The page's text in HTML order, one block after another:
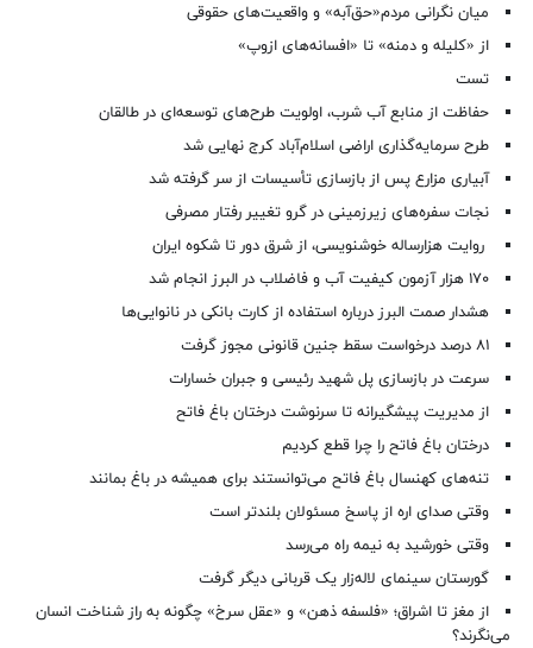
میان نگرانی مردم«حق‌آبه» و واقعیت‌های حقوقی
از «کلیله و دمنه» تا «افسانه‌های ازوپ»
تست
حفاظت از منابع آب شرب، اولویت طرح‌های توسعه‌ای در طالقان
طرح سرمایه‌گذاری اراضی اسلام‌آباد کرج نهایی شد
آبیاری مزارع پس از بازسازی تأسیسات از سر گرفته شد
نجات سفره‌های زیرزمینی در گرو تغییر رفتار مصرفی
روایت هزارساله خوشنویسی، از شرق دور تا شکوه ایران
۱۷۰ هزار آزمون کیفیت آب و فاضلاب در البرز انجام شد
هشدار صمت البرز درباره استفاده از کارت بانکی در نانوایی‌ها
۸۱ درصد درخواست‌ سقط جنین قانونی مجوز گرفت
سرعت در بازسازی پل شهید رئیسی و جبران خسارات
از مدیریت پیشگیرانه تا سرنوشت درختان باغ فاتح
درختان باغ فاتح را چرا قطع کردیم
تنه‌های کهنسال باغ فاتح می‌توانستند برای همیشه در باغ بمانند
وقتی صدای اره از پاسخ مسئولان بلندتر است
وقتی خورشید به نیمه راه می‌رسد
گورستان سینمای لاله‌زار یک قربانی دیگر گرفت
از مغز تا اشراق؛ «فلسفه ذهن» و «عقل سرخ» چگونه به راز شناخت انسان
می‌نگرند؟